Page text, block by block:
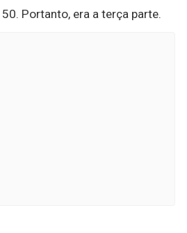
50. Portanto, era a terça parte.